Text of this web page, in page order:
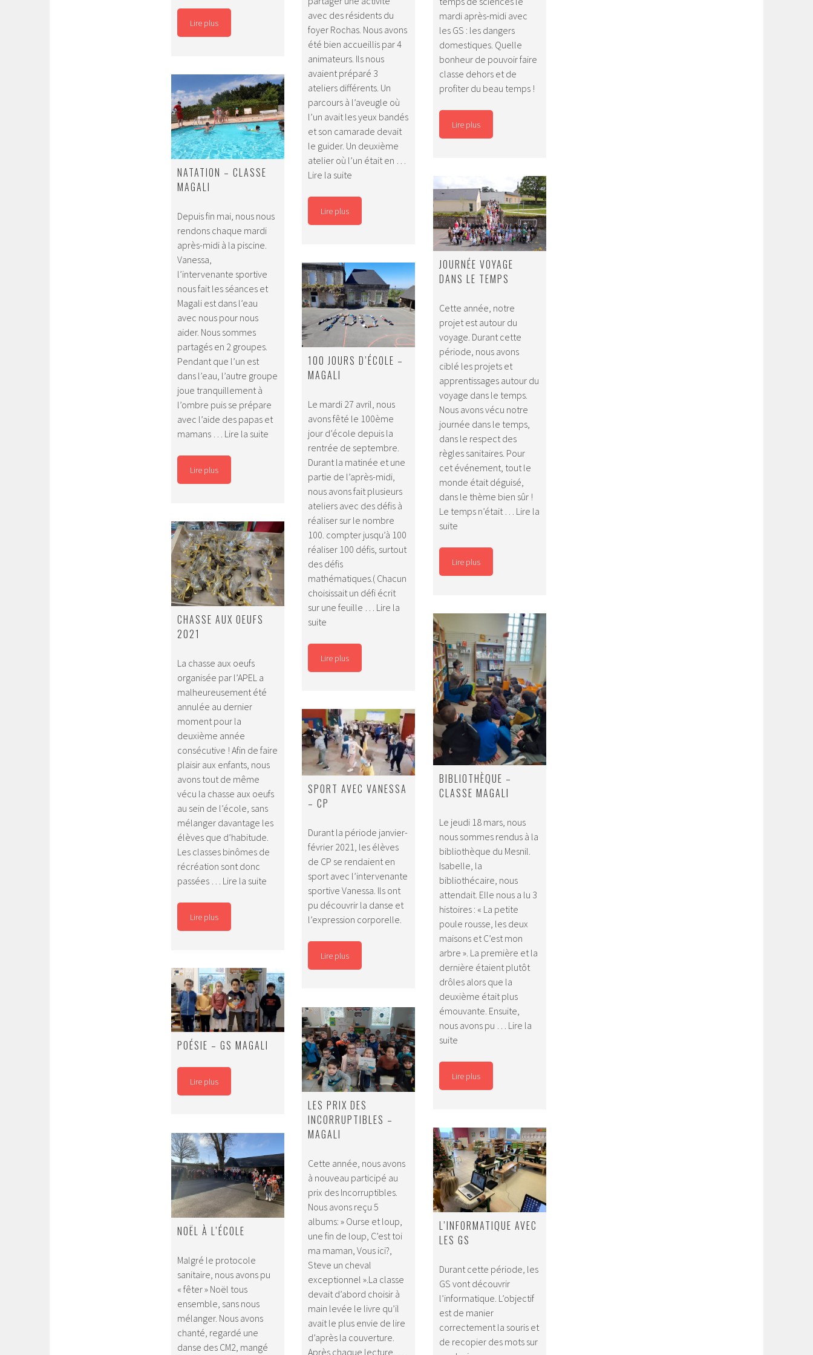
Lire plus
avec des résidents du
foyer Rochas. Nous avons
été bien accueillis par 4
animateurs. Ils nous
avaient préparé 3
ateliers différents. Un
parcours à l’aveugle où
l’un avait les yeux bandés
et son camarade devait
le guider. Un deuxième
atelier où l’un était en …
Lire la suite
Maison
Lire plus
mardi après-midi avec
les GS : les dangers
domestiques. Quelle
bonheur de pouvoir faire
classe dehors et de
profiter du beau temps !
Lire plus
NATATION – CLASSE
MAGALI
Depuis fin mai, nous nous
rendons chaque mardi
après-midi à la piscine.
Vanessa,
l’intervenante sportive
nous fait les séances et
Magali est dans l’eau
avec nous pour nous
aider. Nous sommes
partagés en 2 groupes.
Pendant que l’un est
dans l’eau, l’autre groupe
joue tranquillement à
l’ombre puis se prépare
avec l’aide des papas et
mamans … Lire la suite
Lire plus
JOURNÉE VOYAGE
DANS LE TEMPS
Cette année, notre
projet est autour du
voyage. Durant cette
période, nous avons
ciblé les projets et
apprentissages autour du
voyage dans le temps.
Nous avons vécu notre
journée dans le temps,
dans le respect des
règles sanitaires. Pour
cet événement, tout le
monde était déguisé,
dans le thème bien sûr !
Le temps n’était … Lire la
suite
le
Lire plus
100 JOURS D’ÉCOLE –
MAGALI
Le mardi 27 avril, nous
avons fêté le 100ème
jour d’école depuis la
rentrée de septembre.
Durant la matinée et une
partie de l’après-midi,
nous avons fait plusieurs
ateliers avec des défis à
réaliser sur le nombre
100. compter jusqu’à 100
réaliser 100 défis, surtout
des défis
mathématiques.( Chacun
choisissait un défi écrit
sur une feuille … Lire la
suite
–
Lire plus
CHASSE AUX OEUFS
2021
La chasse aux oeufs
organisée par l’APEL a
malheureusement été
annulée au dernier
moment pour la
deuxième année
consécutive ! Afin de faire
plaisir aux enfants, nous
avons tout de même
vécu la chasse aux oeufs
au sein de l’école, sans
mélanger davantage les
élèves que d’habitude.
Les classes binômes de
récréation sont donc
passées … Lire la suite
Lire plus
BIBLIOTHÈQUE –
CLASSE MAGALI
Le jeudi 18 mars, nous
nous sommes rendus à la
bibliothèque du Mesnil.
Isabelle, la
bibliothécaire, nous
attendait. Elle nous a lu 3
histoires : « La petite
poule rousse, les deux
maisons et C’est mon
arbre ». La première et la
dernière étaient plutôt
drôles alors que la
deuxième était plus
émouvante. Ensuite,
nous avons pu … Lire la
suite
Magali
Lire plus
SPORT AVEC VANESSA
– CP
Durant la période janvier-
février 2021, les élèves
de CP se rendaient en
sport avec l’intervenante
sportive Vanessa. Ils ont
pu découvrir la danse et
l’expression corporelle.
Lire plus
POÉSIE – GS MAGALI
Lire plus
LES PRIX DES
INCORRUPTIBLES –
MAGALI
Cette année, nous avons
à nouveau participé au
prix des Incorruptibles.
Nous avons reçu 5
albums: » Ourse et loup,
une fin de loup, C’est toi
ma maman, Vous ici?,
Steve un cheval
exceptionnel ».La classe
devait d’abord choisir à
main levée le livre qu’il
avait le plus envie de lire
d’après la couverture.
Après chaque lecture, …
L’INFORMATIQUE AVEC
LES GS
Durant cette période, les
GS vont découvrir
l’informatique. L’objectif
est de manier
correctement la souris et
de recopier des mots sur
NOËL À L’ÉCOLE
Malgré le protocole
sanitaire, nous avons pu
« fêter » Noël tous
ensemble, sans nous
mélanger. Nous avons
chanté, regardé une
danse des CM2, mangé